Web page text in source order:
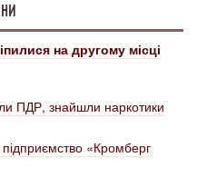
на другому місці
ПДР, знайшли наркотики
«Кромберг